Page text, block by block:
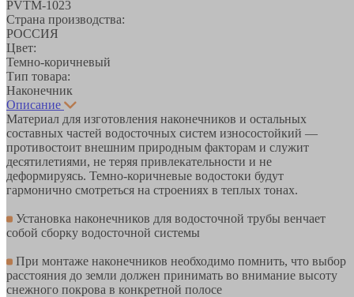
PVTM-1023
Страна производства:
РОССИЯ
Цвет:
Темно-коричневый
Тип товара:
Наконечник
Описание
Материал для изготовления наконечников и остальных
составных частей водосточных систем износостойкий —
противостоит внешним природным факторам и служит
десятилетиями, не теряя привлекательности и не
деформируясь. Темно-коричневые водостоки будут
гармонично смотреться на строениях в теплых тонах.
Установка наконечников для водосточной трубы венчает
собой сборку водосточной системы
При монтаже наконечников необходимо помнить, что выбор
расстояния до земли должен принимать во внимание высоту
снежного покрова в конкретной полосе